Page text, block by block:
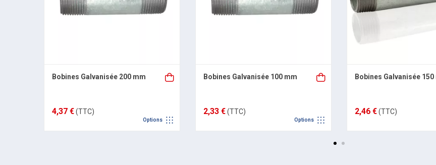
Bobines Galvanisée 200 mm
4,37 €(TTC)
Options
Bobines Galvanisée 100 mm
2,33 €(TTC)
Options
Bobines Galvanisée 150
2,46 €(TTC)